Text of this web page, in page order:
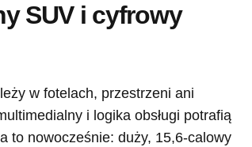
SUV i cyfrowy
w fotelach, przestrzeni ani
i logika obsługi potrafią
to nowocześnie: duży, 15,6-calowy